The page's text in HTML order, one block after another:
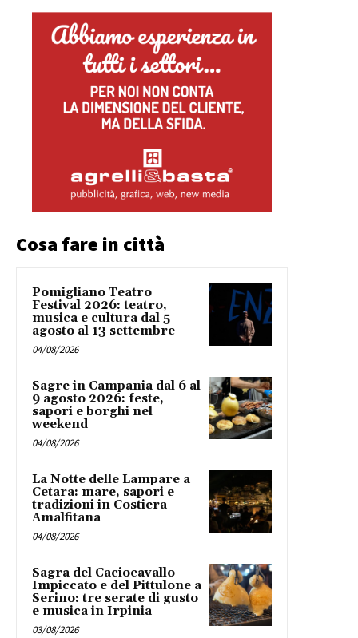
Cosa fare in città
Pomigliano Teatro
Festival 2026: teatro,
musica e cultura dal 5
agosto al 13 settembre
04/08/2026
Sagre in Campania dal 6 al
9 agosto 2026: feste,
sapori e borghi nel
weekend
04/08/2026
La Notte delle Lampare a
Cetara: mare, sapori e
tradizioni in Costiera
Amalfitana
04/08/2026
Sagra del Caciocavallo
Impiccato e del Pittulone a
Serino: tre serate di gusto
e musica in Irpinia
03/08/2026